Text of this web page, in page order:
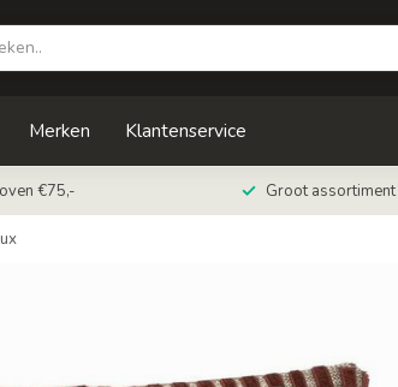
Merken Klantenservice
€75,- Groot assortiment